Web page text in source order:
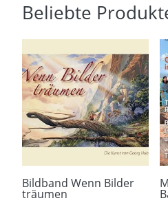
Beliebte
Bildband Wenn Bilder
träumen